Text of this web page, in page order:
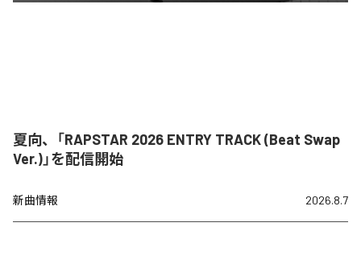
夏向、「RAPSTAR 2026 ENTRY TRACK (Beat Swap
Ver.)」を配信開始
新曲情報 2026.8.7